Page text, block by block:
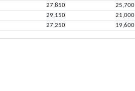
27,850 25,700
29,150 21,000
27,250 19,600